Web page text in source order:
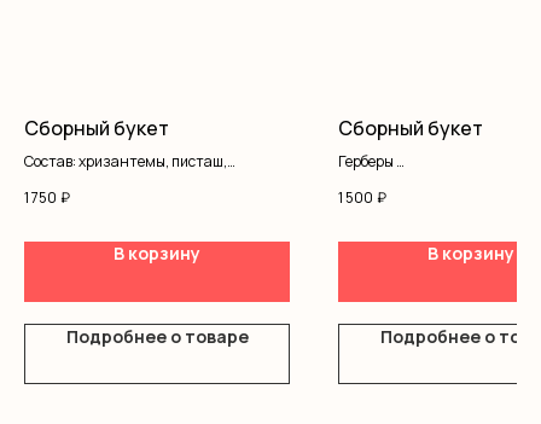
Сборный букет
Состав: хризантемы, писташ,
1 750 ₽
В корзину
Подробнее о товаре
Сборный букет
Герберы
Оформление
1 500 ₽
В корзину
Подробнее о